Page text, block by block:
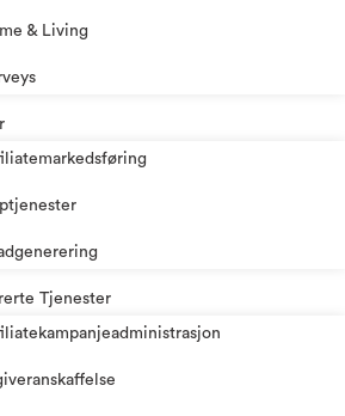
& Living
Tjenester